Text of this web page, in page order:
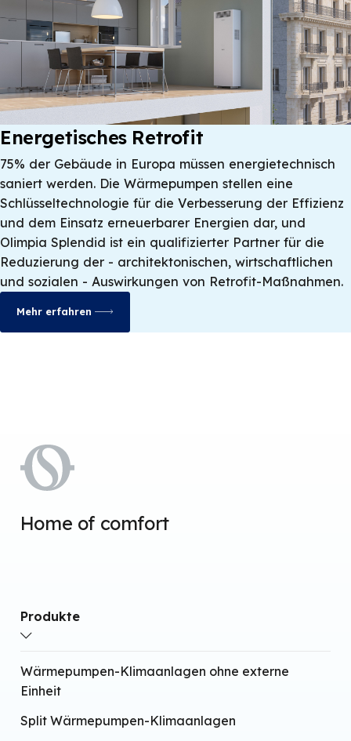
Energetisches Retrofit
75% der Gebäude in Europa müssen energietechnisch
saniert werden. Die Wärmepumpen stellen eine
Schlüsseltechnologie für die Verbesserung der Effizienz
und dem Einsatz erneuerbarer Energien dar, und
Olimpia Splendid ist ein qualifizierter Partner für die
Reduzierung der - architektonischen, wirtschaftlichen
und sozialen - Auswirkungen von Retrofit-Maßnahmen.
Mehr erfahren
Home of comfort
Produkte
Wärmepumpen-Klimaanlagen ohne externe
Einheit
Split Wärmepumpen-Klimaanlagen